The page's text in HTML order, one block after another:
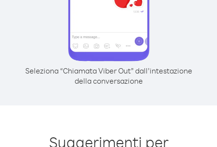
Seleziona “Chiamata Viber Out” dall’intestazione
della conversazione
Suggerimenti per